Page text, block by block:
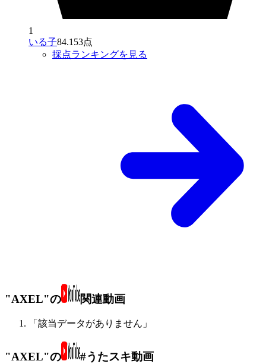
1
いる子84.153点
採点ランキングを見る
"AXEL"の 関連動画
「該当データがありません」
"AXEL"の #うたスキ動画